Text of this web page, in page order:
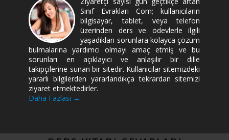
Sınıf Evrakları Com; kullanıcıların
bilgisayar, tablet, veya telefon
üzerinden ders ve ödevlerle ilgili
yaşadıkları sorunlara kolayca çözüm
bulmalarına yardımcı olmayı amaç etmiş ve bu
sorunları en açıklayıcı ve anlaşılır bir dille
takipçilerine sunan bir sitedir. Kullanıcılar sitemizdeki
yararlı bilgilerden yararlandıkça tekrardan sitemizi
ziyaret etmektedirler.
Daha Fazlası →